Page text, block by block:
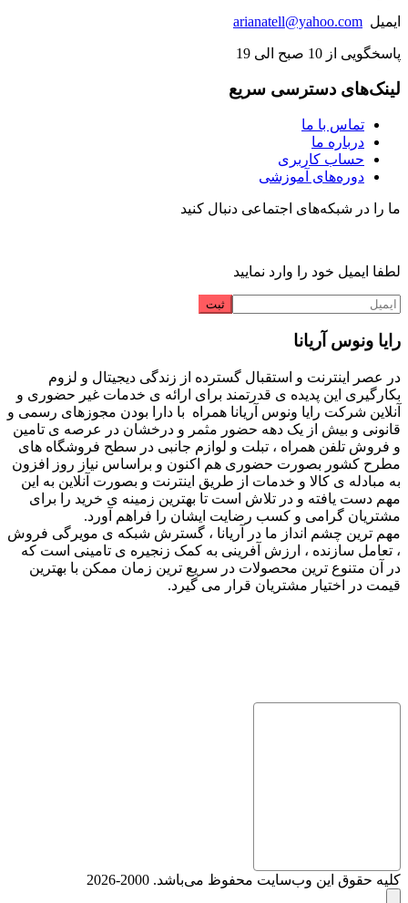
ایمیل arianatell@yahoo.com
پاسخگویی از 10 صبح الی 19
لینک‌های دسترسی سریع
تماس با ما
درباره ما
حساب کاربری
دوره‌های آموزشی
ما را در شبکه‌های اجتماعی دنبال کنید
لطفا ایمیل خود را وارد نمایید
رایا ونوس آریانا
در عصر اینترنت و استقبال گسترده از زندگی دیجیتال و لزوم
بکارگیری این پدیده ی قدرتمند برای ارائه ی خدمات غیر حضوری و
آنلاین شرکت رایا ونوس آریانا همراه با دارا بودن مجوزهای رسمی و
قانونی و بیش از یک دهه حضور مثمر و درخشان در عرصه ی تامین
و فروش تلفن همراه ، تبلت و لوازم جانبی در سطح فروشگاه های
مطرح کشور بصورت حضوری هم اکنون و براساس نیاز روز افزون
به مبادله ی کالا و خدمات از طریق اینترنت و بصورت آنلاین به این
مهم دست یافته و در تلاش است تا بهترین زمینه ی خرید را برای
مشتریان گرامی و کسب رضایت ایشان را فراهم آورد.
مهم ترین چشم انداز ما در آریانا ، گسترش شبکه ی مویرگی فروش
، تعامل سازنده ، ارزش آفرینی به کمک زنجیره ی تامینی است که
در آن متنوع ترین محصولات در سریع ترین زمان ممکن با بهترین
قیمت در اختیار مشتریان قرار می گیرد.
کلیه حقوق این وب‌سایت محفوظ می‌باشد. 2000-2026